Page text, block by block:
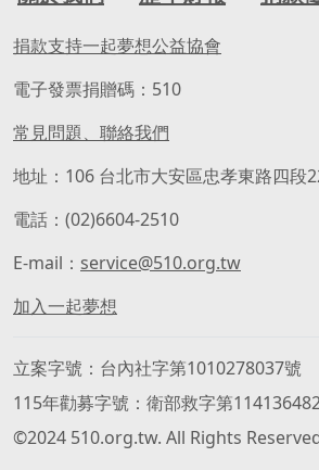
捐款支持一起夢想公益協會
電子發票捐贈碼：510
常見問題、聯絡我們
地址：106 台北市大安區忠孝東路四段
電話：(02)6604-2510
E-mail： service@510.org.tw
加入一起夢想
立案字號
台內社字第1010278037號
115年勸募字號
衛部救字第
©2024 510.org.tw. All Rights